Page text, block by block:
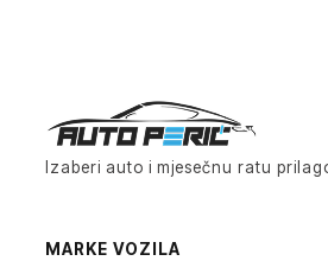
Izaberi auto i mjesečnu ratu
MARKE VOZILA